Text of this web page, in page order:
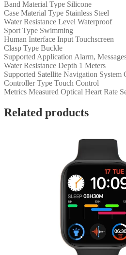
Band Material Type Silicone
Case Material Type Stainless Steel
Water Resistance Level Waterproof
Sport Type Swimming
Human Interface Input Touchscreen
Clasp Type Buckle
Supported Application Alarm,
Water Resistance Depth 1 Meters
Supported Satellite Navigation System
Controller Type Touch Control
Metrics Measured Optical Heart Rate
Related products